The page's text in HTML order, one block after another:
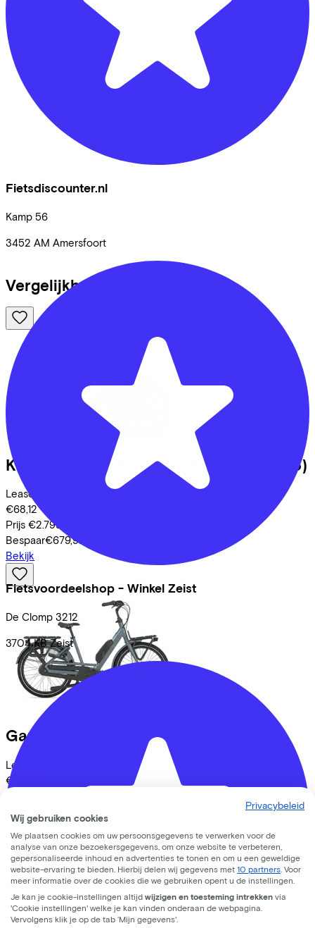
Fietsdiscounter.nl
Kamp 56
3452 AM Amersfoort
Fietsvoordeelshop - Winkel Zeist
De Clomp 3212
3704 KB Zeist
Vergelijkbare fietsen
Kalkhoff ENDEAVOUR 3 SEASON (2026)
Leaseprijs p/m vanaf
€68,12
Prijs €2.799,00
Bespaar€679,97
Bekijk
Gazelle Bloom C7 26"
Leaseprijs p/m vanaf
€68,12
Bekijk
Privacybeleid
Wij gebruiken cookies
We plaatsen cookies om uw persoonsgegevens te verwerken voor de
analyse van onze bezoekersgegevens, om onze website te verbeteren,
gepersonaliseerde inhoud en advertenties te tonen en om u een geweldige
website-ervaring te bieden. Hierbij delen wij gegevens met 10 partners . Voor
meer informatie over de cookies die we gebruiken opent u de instellingen.
Je kan je cookie-instellingen altijd wijzigen en toesteming intrekken via
'Cookie instellingen' welke je kan vinden onderaan de webpagina.
Vervolgens klik je op de tab ‘Mijn gegevens'.